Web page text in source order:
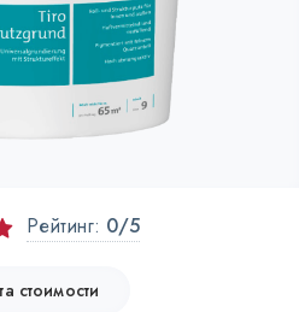
Рейтинг: 0/5
стоимости